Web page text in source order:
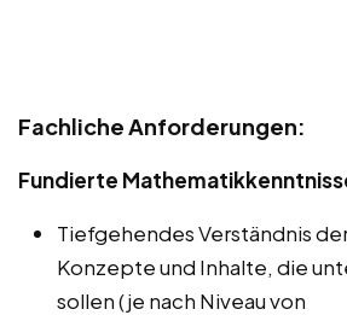
Fachliche Anforderungen:
Fundierte
Tiefgehendes Verständnis
Konzepte und Inhalte, die
sollen (je nach Niveau von